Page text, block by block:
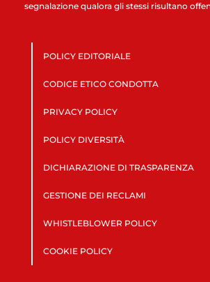
segnalazione qualora gli stessi risultano
POLICY EDITORIALE
CODICE ETICO CONDOTTA
PRIVACY POLICY
POLICY DIVERSITÀ
DICHIARAZIONE DI TRASPARENZA
GESTIONE DEI RECLAMI
WHISTLEBLOWER POLICY
COOKIE POLICY